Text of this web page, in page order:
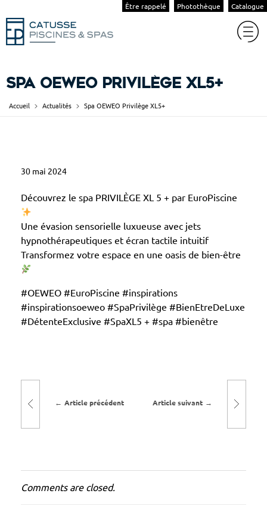
Être rappelé Photothèque Catalogue
Spa OEWEO Privilège XL5+
Accueil Actualités Spa OEWEO Privilège XL5+
S
a
O
E
W
E
P
r
l
è
e
L
5
30 mai 2024
Découvrez le spa PRIVILÈGE XL 5 + par EuroPiscine
Une évasion sensorielle luxueuse avec jets
hypnothérapeutiques et écran tactile intuitif
Transformez votre espace en une oasis de bien-être
#OEWEO #EuroPiscine #inspirations
#inspirationsoeweo #SpaPrivilège #BienEtreDeLuxe
#DétenteExclusive #SpaXL5 + #spa #bienêtre
Article précédent Article suivant
Comments are closed.